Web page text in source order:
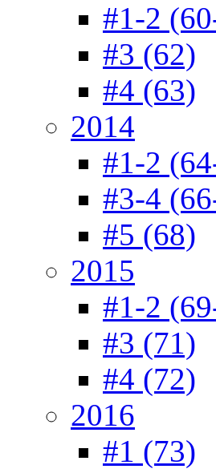
#1-2
#3 (62)
#4 (63)
2014
#1-2
#3-4
#5 (68)
2015
#1-2
#3 (71)
#4 (72)
2016
#1 (73)